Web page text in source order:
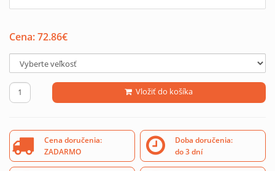
Cena:72.86€
Vložiť do košíka
Cena doručenia:
ZADARMO
Doba doručenia:
do 3 dní